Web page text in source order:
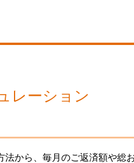
レーション
から、毎月のご返済額や総